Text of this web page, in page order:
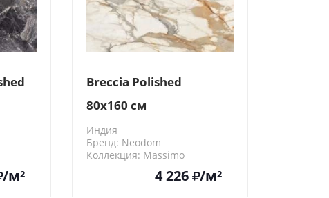
/м²
Breccia Polished
80x160 см
Индия
Бренд: Neodom
Коллекция: Massimo
4 226 /м²